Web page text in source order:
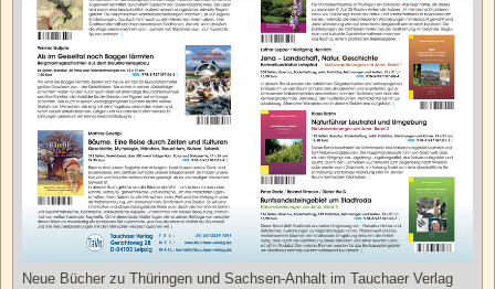
Neue Bücher zu Thüringen und Sachsen-Anhalt im Tauchaer Verlag